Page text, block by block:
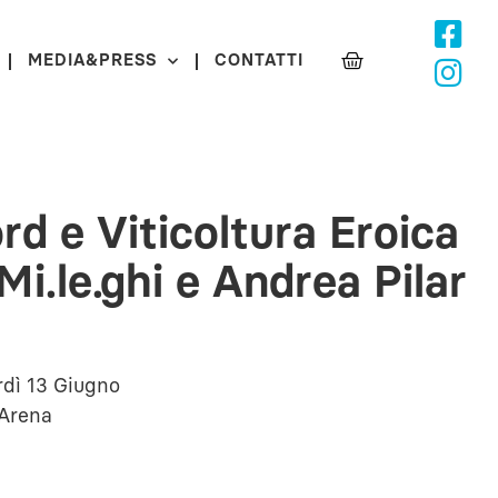
MEDIA&PRESS CONTATTI
e Viticoltura Eroica
e Andrea Pilar
13 Giugno